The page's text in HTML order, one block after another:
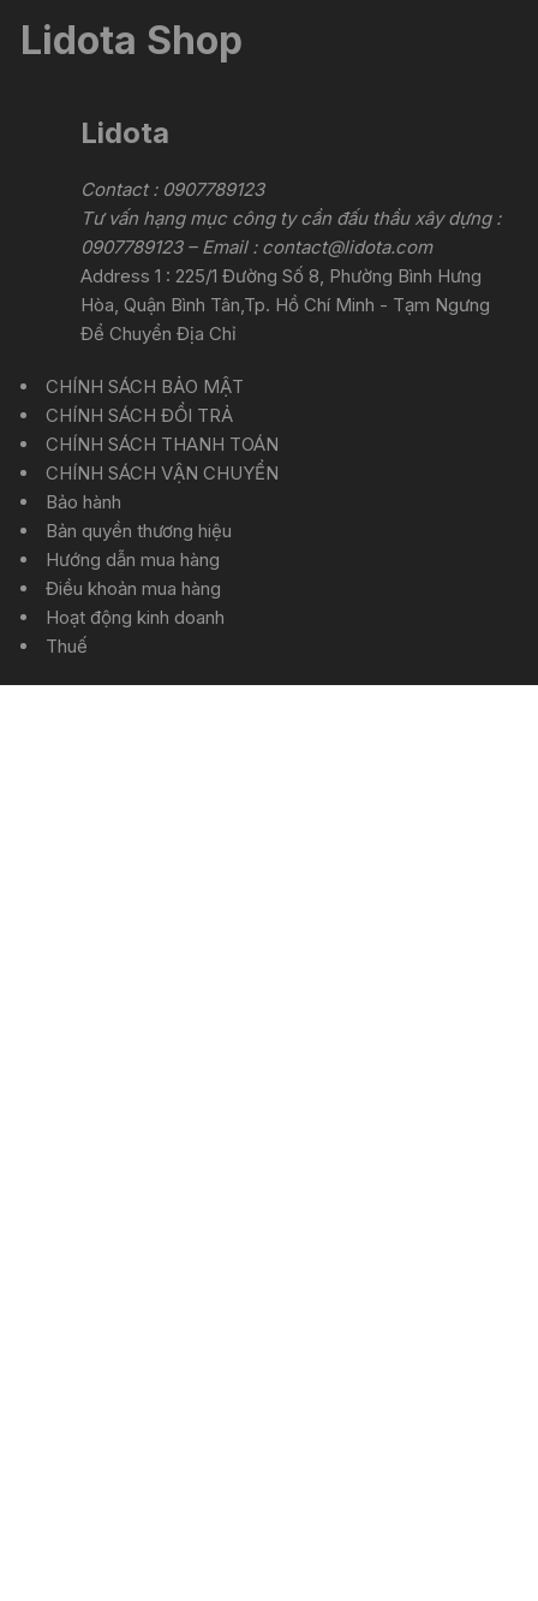
Lidota Shop
Lidota
Contact : 0907789123
Tư vấn hạng mục công ty cần đấu thầu xây dựng :
0907789123 – Email : contact@lidota.com
Address 1 : 225/1 Đường Số 8, Phường Bình Hưng
Hòa, Quận Bình Tân,Tp. Hồ Chí Minh - Tạm Ngưng
Để Chuyển Địa Chỉ
CHÍNH SÁCH BẢO MẬT
CHÍNH SÁCH ĐỔI TRẢ
CHÍNH SÁCH THANH TOÁN
CHÍNH SÁCH VẬN CHUYỂN
Bảo hành
Bản quyền thương hiệu
Hướng dẫn mua hàng
Điều khoản mua hàng
Hoạt động kinh doanh
Thuế